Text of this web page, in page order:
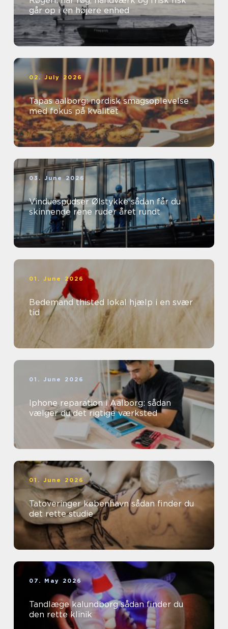
går op i en højere enhed
02. July 2026
Tapas aalborg: nordisk smagsoplevelse
med fokus på kvalitet
03. June 2026
Vinduespudser Ølstykke sådan får du
skinnende rene ruder året rundt
01. June 2026
Bedemand thisted lokal hjælp i en svær
tid
01. June 2026
Iphone reparation i Aalborg: sådan
vælger du det rigtige værksted
01. June 2026
Tatoveringer københavn sådan finder du
det rette studie
07. May 2026
Tandlæge kalundborg sådan finder du
den rette klinik